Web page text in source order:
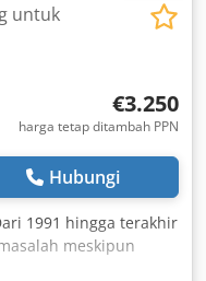
untuk
€3.250
harga tetap ditambah PPN
Hubungi
1991 hingga terakhir
meskipun
mesin punch dan